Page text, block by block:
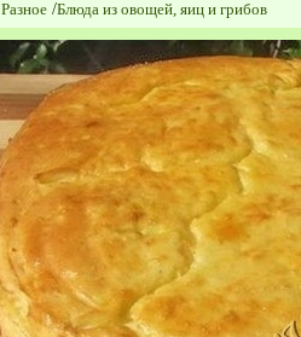
Разное /Блюда из овощей, яиц и грибов